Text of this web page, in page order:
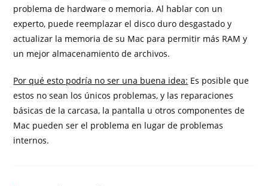
problema de hardware o memoria. Al hablar con un
experto, puede reemplazar el disco duro desgastado y
actualizar la memoria de su Mac para permitir más RAM y
un mejor almacenamiento de archivos.
Por qué esto podría no ser una buena idea: Es posible que
estos no sean los únicos problemas, y las reparaciones
básicas de la carcasa, la pantalla u otros componentes de
Mac pueden ser el problema en lugar de problemas
internos.